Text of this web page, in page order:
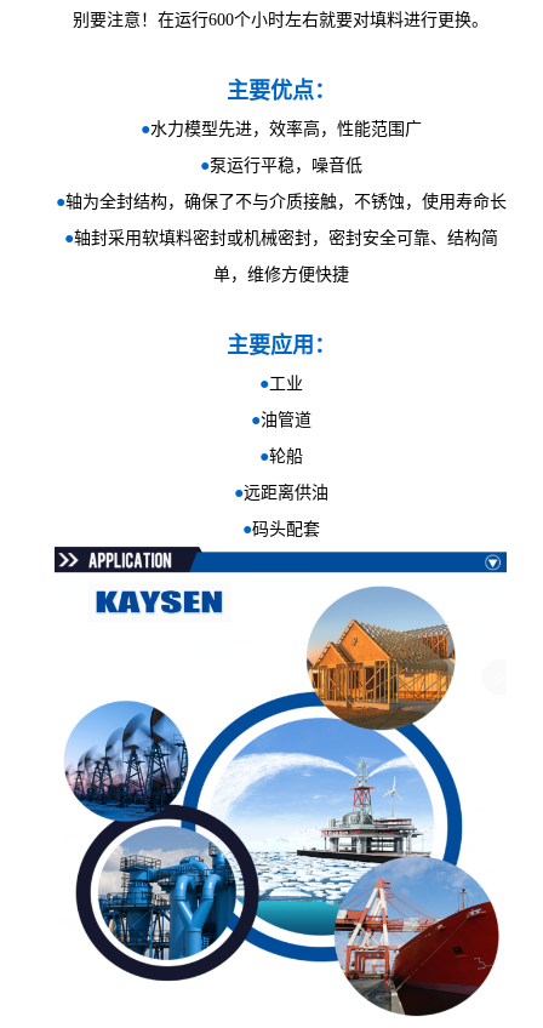
别要注意！在运行600个小时左右就要对填料进行更换。
主要优点：
●水力模型先进，效率高，性能范围广
●泵运行平稳，噪音低
●轴为全封结构，确保了不与介质接触，不锈蚀，使用寿命长
●轴封采用软填料密封或机械密封，密封安全可靠、结构简
单，维修方便快捷
主要应用：
●工业
●油管道
●轮船
●远距离供油
●码头配套